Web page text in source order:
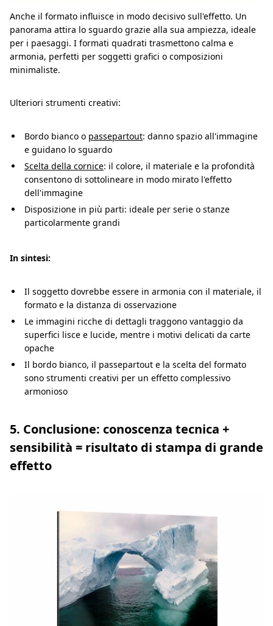
Anche il formato influisce in modo decisivo sull'effetto. Un
panorama attira lo sguardo grazie alla sua ampiezza, ideale
per i paesaggi. I formati quadrati trasmettono calma e
armonia, perfetti per soggetti grafici o composizioni
minimaliste.
Ulteriori strumenti creativi:
Bordo bianco o passepartout: danno spazio all'immagine
e guidano lo sguardo
Scelta della cornice: il colore, il materiale e la profondità
consentono di sottolineare in modo mirato l'effetto
dell'immagine
Disposizione in più parti: ideale per serie o stanze
particolarmente grandi
In sintesi:
Il soggetto dovrebbe essere in armonia con il materiale, il
formato e la distanza di osservazione
Le immagini ricche di dettagli traggono vantaggio da
superfici lisce e lucide, mentre i motivi delicati da carte
opache
Il bordo bianco, il passepartout e la scelta del formato
sono strumenti creativi per un effetto complessivo
armonioso
5. Conclusione: conoscenza tecnica +
sensibilità = risultato di stampa di grande
effetto